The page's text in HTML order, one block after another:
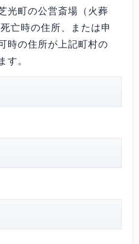
光町の公営斎場（火葬
亡時の住所、または申
時の住所が上記町村の
す。